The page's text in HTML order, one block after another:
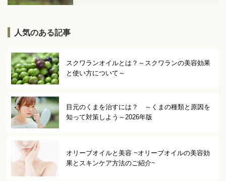
人気のある記事
スクワランオイルとは？～スクワランの美容効果
と使い方について～
目元のくまを治すには？ ～くまの種類と原因を
知って対策しよう～2026年版
オリーブオイルと美容 ~オリーブオイルの美容効
果とスキンケア方法のご紹介~